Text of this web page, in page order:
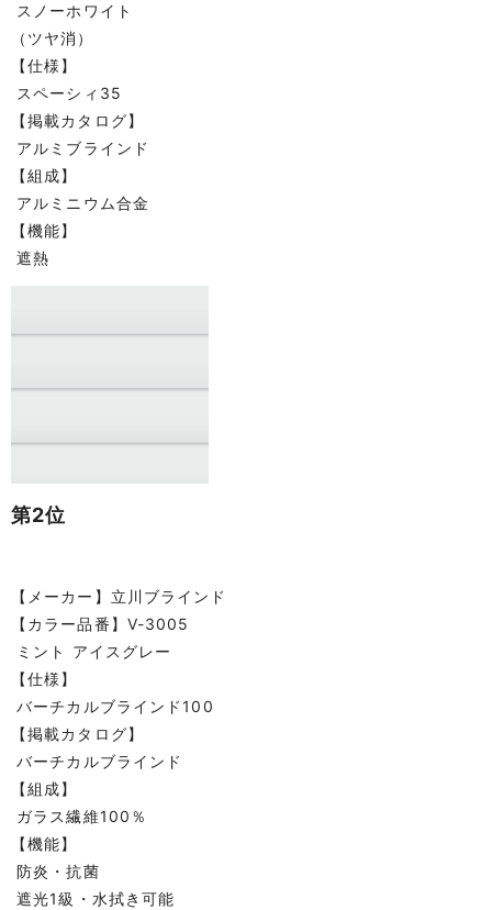
スノーホワイト
（ツヤ消）
【仕様】
スペーシィ35
【掲載カタログ】
アルミブラインド
【組成】
アルミニウム合金
【機能】
遮熱
第2位
【メーカー】立川ブラインド
【カラー品番】V-3005
ミント アイスグレー
【仕様】
バーチカルブラインド100
【掲載カタログ】
バーチカルブラインド
【組成】
ガラス繊維100％
【機能】
防炎・抗菌
遮光1級・水拭き可能